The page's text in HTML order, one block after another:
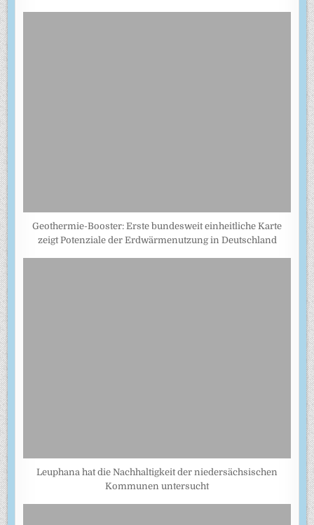
Geothermie-Booster: Erste bundesweit einheitliche Karte
zeigt Potenziale der Erdwärmenutzung in Deutschland
Leuphana hat die Nachhaltigkeit der niedersächsischen
Kommunen untersucht